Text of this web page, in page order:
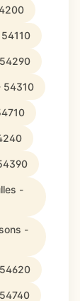
54310
-
-